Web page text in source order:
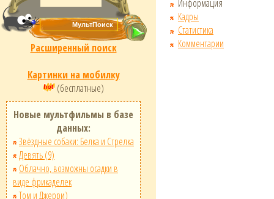
Расширенный поиск
Картинки на мобилку
(бесплатные)
Новые мультфильмы в базе
данных:
Звёздные собаки: Белка и Стрелка
Девять (9)
Облачно, возможны осадки в
виде фрикаделек
Том и Джерри)
Информация
Кадры
Статистика
Комментарии